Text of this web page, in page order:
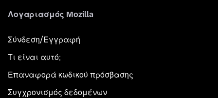
Λογαριασμός Mozilla
Σύνδεση/Εγγραφή
Τι είναι αυτό;
Επαναφορά κωδικού πρόσβασης
Συγχρονισμός δεδομένων